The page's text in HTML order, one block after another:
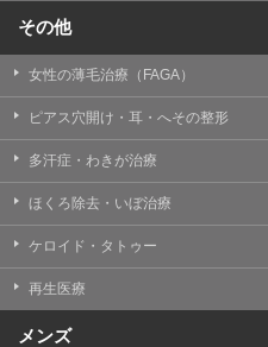
その他
女性の薄毛治療（FAGA）
ピアス穴開け・耳・へその整形
多汗症・わきが治療
ほくろ除去・いぼ治療
ケロイド・タトゥー
再生医療
メンズ